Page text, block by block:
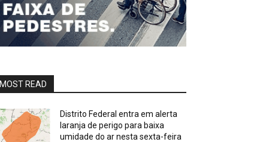
MOST READ
Distrito Federal entra em alerta
laranja de perigo para baixa
umidade do ar nesta sexta-feira